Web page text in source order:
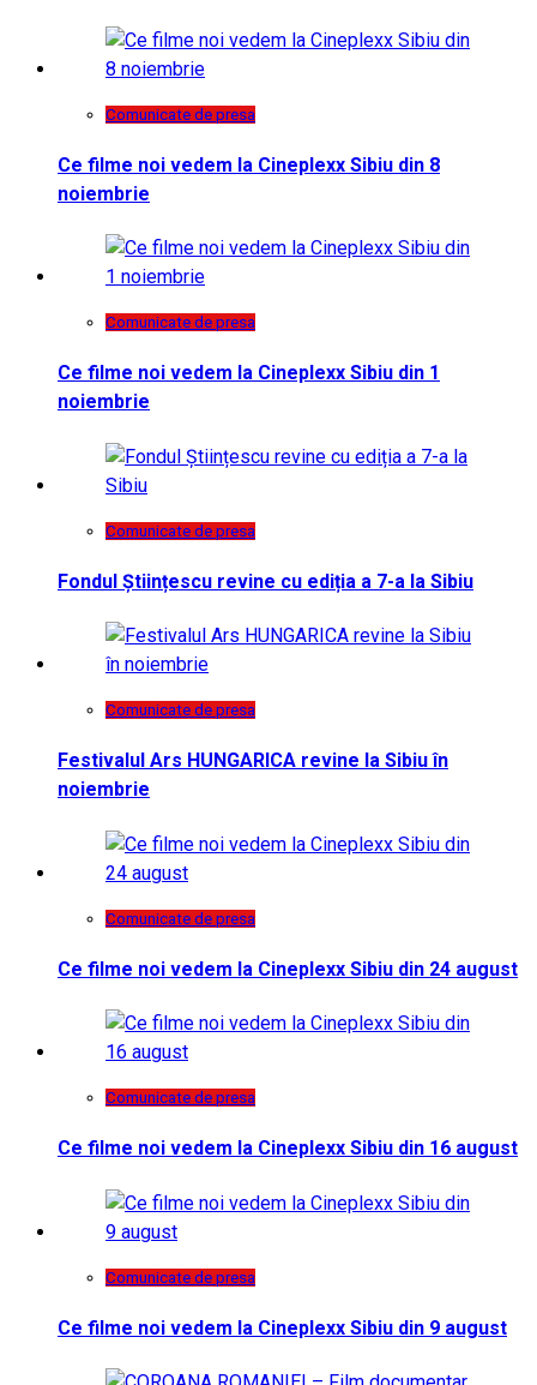
Comunicate de presa
Ce filme noi vedem la Cineplexx Sibiu din 8
noiembrie
Comunicate de presa
Ce filme noi vedem la Cineplexx Sibiu din 1
noiembrie
Comunicate de presa
Fondul Științescu revine cu ediția a 7-a la Sibiu
Comunicate de presa
Festivalul Ars HUNGARICA revine la Sibiu în
noiembrie
Comunicate de presa
Ce filme noi vedem la Cineplexx Sibiu din 24 august
Comunicate de presa
Ce filme noi vedem la Cineplexx Sibiu din 16 august
Comunicate de presa
Ce filme noi vedem la Cineplexx Sibiu din 9 august